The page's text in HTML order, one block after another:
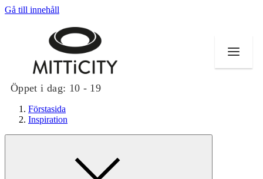
Gå till innehåll
Öppet i dag: 10 - 19
Förstasida
Inspiration